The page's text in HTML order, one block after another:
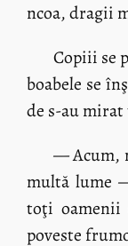
ncoa, dragii
Copiii se
boabele se
de s-au
— Acum,
multă lume
toţi
poveste